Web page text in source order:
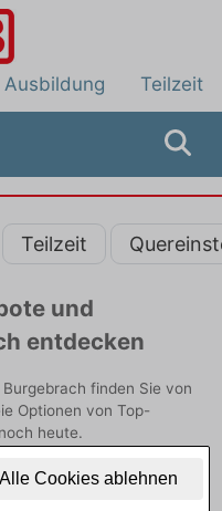
Alle Cookies ablehnen
Ausbildung Teilzeit
Teilzeit
und
entdecken
finden Sie von
Optionen von Top-
heute.
bei der Bahn: